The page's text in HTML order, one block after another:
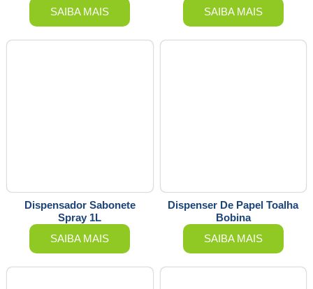
SAIBA MAIS
SAIBA MAIS
Dispensador Sabonete
Spray 1L
SAIBA MAIS
Dispenser De Papel Toalha
Bobina
SAIBA MAIS